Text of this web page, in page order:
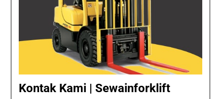
Kontak Kami | Sewainforklift